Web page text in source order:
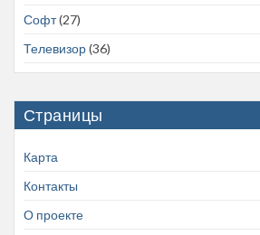
Софт(27)
Телевизор(36)
Страницы
Карта
Контакты
О проекте